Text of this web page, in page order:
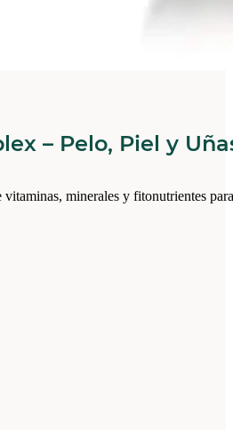
– Pelo, Piel y
minerales y fitonutrientes